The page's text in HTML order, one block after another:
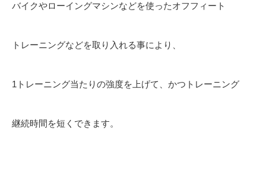
バイクやローイングマシンなどを使ったオフフィート
トレーニングなどを取り入れる事により、
1トレーニング当たりの強度を上げて、かつトレーニング
継続時間を短くできます。